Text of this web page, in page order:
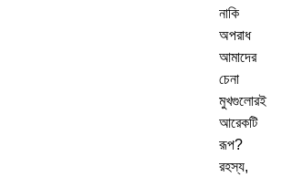
নাকি
অপরাধ
আমাদের
চেনা
মুখগুলোরই
আরেকটি
রূপ?
রহস্য,